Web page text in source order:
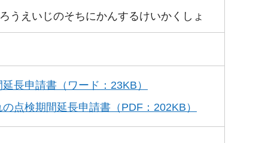
うえいじのそちにかんするけいかくしょ
長申請書（ワード：23KB）
点検期間延長申請書（PDF：202KB）